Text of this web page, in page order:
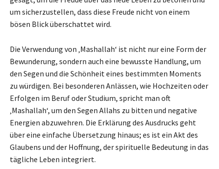
um sicherzustellen, dass diese Freude nicht von einem
bösen Blick überschattet wird.
Die Verwendung von ‚Mashallah‘ ist nicht nur eine Form der
Bewunderung, sondern auch eine bewusste Handlung, um
den Segen und die Schönheit eines bestimmten Moments
zu würdigen. Bei besonderen Anlässen, wie Hochzeiten oder
Erfolgen im Beruf oder Studium, spricht man oft
‚Mashallah‘, um den Segen Allahs zu bitten und negative
Energien abzuwehren. Die Erklärung des Ausdrucks geht
über eine einfache Übersetzung hinaus; es ist ein Akt des
Glaubens und der Hoffnung, der spirituelle Bedeutung in das
tägliche Leben integriert.